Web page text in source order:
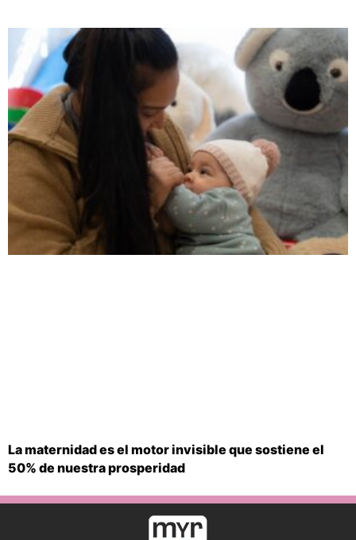
La maternidad es el motor invisible que sostiene el
50% de nuestra prosperidad